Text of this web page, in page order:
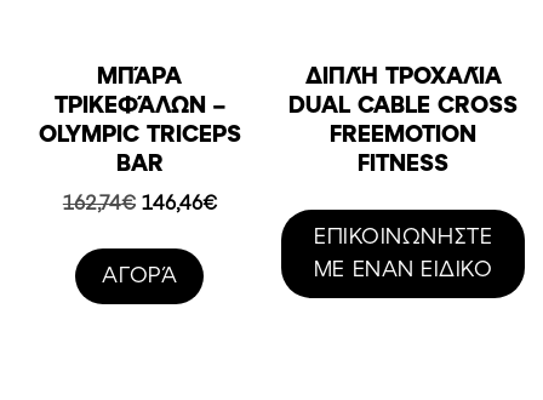
ΜΠΆΡΑ
TΡΙΚΕΦΆΛΩΝ –
OLYMPIC TRICEPS
BAR
162,74€ Original
was:
162,74€.
146,46€Η
τρέχουσα
AΓΟΡΆ
ΔΙΠΛΉ ΤΡΟΧΑΛΊΑ
DUAL CABLE CROSS
FREEMOTION
FITNESS
ΕΠΙΚΟΙΝΩΝΗΣΤΕ
ΜΕ ΕΝΑΝ ΕΙΔΙΚΟ